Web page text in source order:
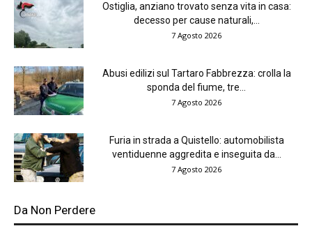
Ostiglia, anziano trovato senza vita in casa:
decesso per cause naturali,...
7 Agosto 2026
Abusi edilizi sul Tartaro Fabbrezza: crolla la
sponda del fiume, tre...
7 Agosto 2026
Furia in strada a Quistello: automobilista
ventiduenne aggredita e inseguita da...
7 Agosto 2026
Da Non Perdere